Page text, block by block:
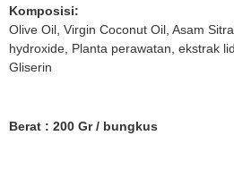
Komposisi:
Olive Oil, Virgin Coconut Oil, Asam
hydroxide, Planta perawatan, ekstrak
Gliserin
Berat : 200 Gr / bungkus